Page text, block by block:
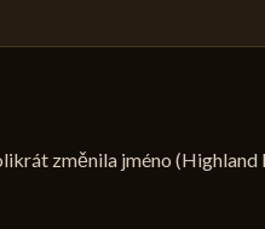
změnila jméno (Highland